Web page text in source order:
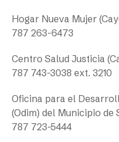
Hogar Nueva Mujer
787 263-6473
Centro Salud Justicia
787 743-3038 ext. 3210
Oficina para el
(Odim) del Municipio de
787 723-5444